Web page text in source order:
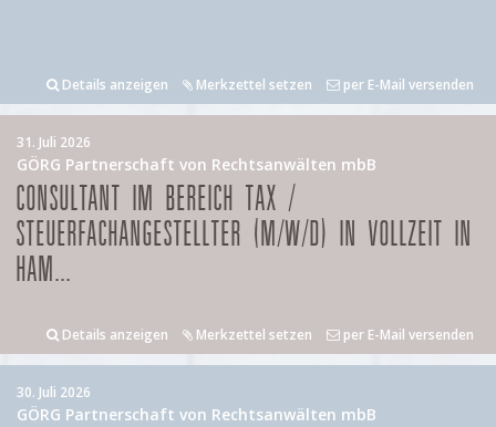
Details anzeigen Merkzettel setzen per E-Mail versenden
31. Juli 2026
GÖRG Partnerschaft von Rechtsanwälten mbB
CONSULTANT IM BEREICH TAX /
STEUERFACHANGESTELLTER (M/W/D) IN VOLLZEIT IN
HAM...
Details anzeigen Merkzettel setzen per E-Mail versenden
30. Juli 2026
GÖRG Partnerschaft von Rechtsanwälten mbB